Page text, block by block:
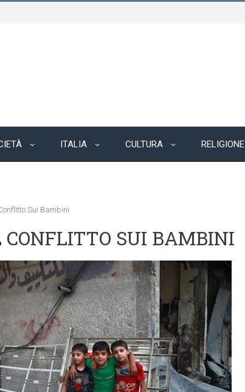
ITALIA CULTURA RELIGIONE
Sui Bambini
CONFLITTO SUI BAMBINI